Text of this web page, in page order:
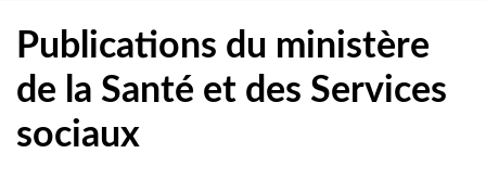
Publications du ministère
de la Santé et des Services
sociaux